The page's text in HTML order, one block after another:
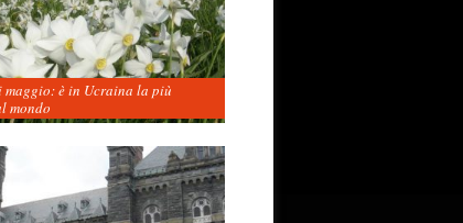
è in Ucraina la più
mondo